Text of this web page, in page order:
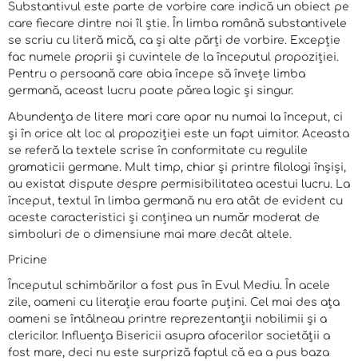
Substantivul este parte de vorbire care indică un obiect pe
care fiecare dintre noi îl știe. În limba română substantivele
se scriu cu literă mică, ca și alte părți de vorbire. Excepție
fac numele proprii și cuvintele de la începutul propoziției.
Pentru o persoană care abia începe să învețe limba
germană, aceast lucru poate părea logic și singur.
Abundența de litere mari care apar nu numai la început, ci
și în orice alt loc al propoziției este un fapt uimitor. Aceasta
se referă la textele scrise în conformitate cu regulile
gramaticii germane. Mult timp, chiar și printre filologi înșiși,
au existat dispute despre permisibilitatea acestui lucru. La
început, textul în limba germană nu era atât de evident cu
aceste caracteristici și conținea un număr moderat de
simboluri de o dimensiune mai mare decât altele.
Pricine
Începutul schimbărilor a fost pus în Evul Mediu. În acele
zile, oameni cu literație erau foarte puțini. Cel mai des ața
oameni se întâlneau printre reprezentanții nobilimii și a
clericilor. Influența Bisericii asupra afacerilor societății a
fost mare, deci nu este surpriză faptul că ea a pus baza